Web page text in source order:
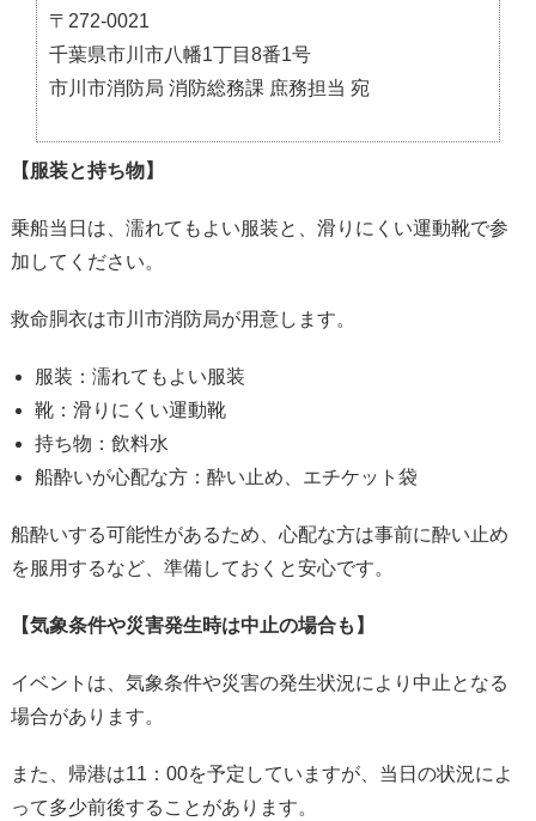
〒272-0021
千葉県市川市八幡1丁目8番1号
市川市消防局 消防総務課 庶務担当 宛
【服装と持ち物】
乗船当日は、濡れてもよい服装と、滑りにくい運動靴で参
加してください。
救命胴衣は市川市消防局が用意します。
服装：濡れてもよい服装
靴：滑りにくい運動靴
持ち物：飲料水
船酔いが心配な方：酔い止め、エチケット袋
船酔いする可能性があるため、心配な方は事前に酔い止め
を服用するなど、準備しておくと安心です。
【気象条件や災害発生時は中止の場合も】
イベントは、気象条件や災害の発生状況により中止となる
場合があります。
また、帰港は11：00を予定していますが、当日の状況によ
って多少前後することがあります。